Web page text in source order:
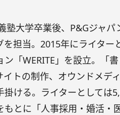
塾大学卒業後、P&Gジャパ
担当。2015年にライター
「WERITE」を設立。「
トの制作、オウンドメデ
ける。ライターとしては
もとに「人事採用・婚活・